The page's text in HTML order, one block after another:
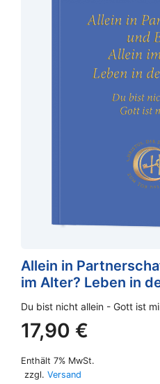
Allein in
im Alter? Leben in
Du bist nicht allein - Gott ist
17,90 €
Enthält 7% MwSt.
zzgl. Versand